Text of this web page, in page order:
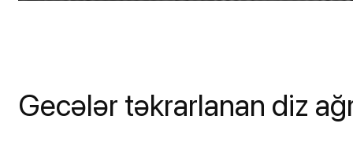
Gecələr təkrarlanan diz